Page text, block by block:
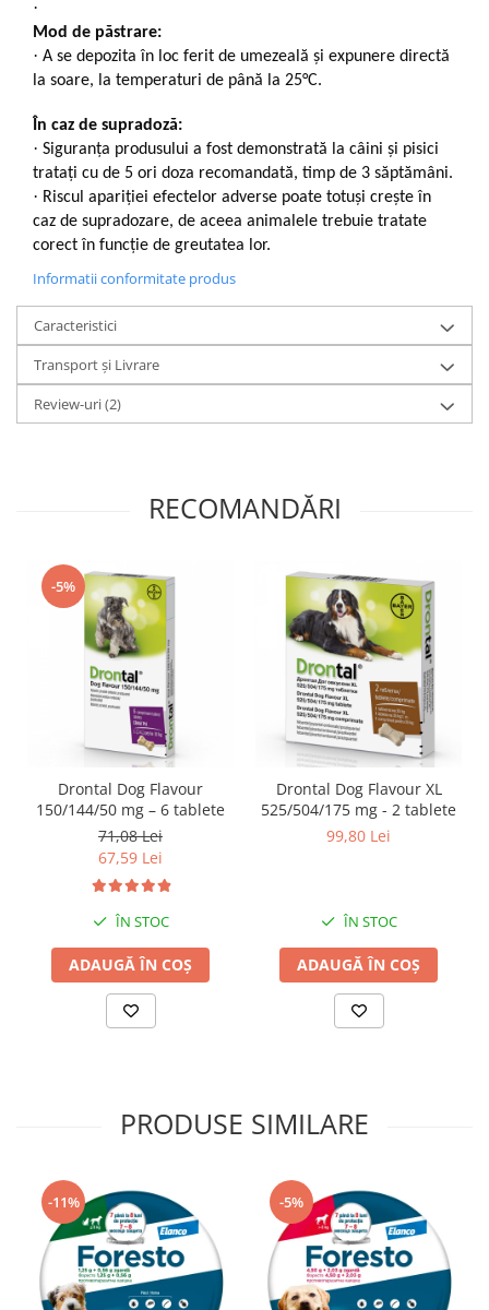
·
Mod de păstrare:
· A se depozita în loc ferit de umezeală și expunere directă
la soare, la temperaturi de până la 25°C.
În caz de supradoză:
· Siguranţa produsului a fost demonstrată la câini şi pisici
trataţi cu de 5 ori doza recomandată, timp de 3 săptămâni.
· Riscul apariţiei efectelor adverse poate totuşi creşte în
caz de supradozare, de aceea animalele trebuie tratate
corect în funcţie de greutatea lor.
Informatii conformitate produs
Caracteristici
Transport și Livrare
Review-uri(2)
RECOMANDĂRI
-5%
Drontal Dog Flavour
150/144/50 mg – 6 tablete
71,08 Lei
67,59 Lei
ÎN STOC
ADAUGĂ ÎN COȘ
Drontal Dog Flavour XL
525/504/175 mg - 2 tablete
99,80 Lei
ÎN STOC
ADAUGĂ ÎN COȘ
PRODUSE SIMILARE
-11% -5%